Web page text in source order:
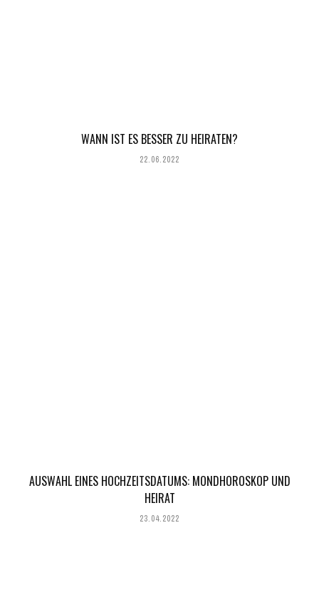
WANN IST ES BESSER ZU HEIRATEN?
22.06.2022
AUSWAHL EINES HOCHZEITSDATUMS: MONDHOROSKOP UND
HEIRAT
23.04.2022